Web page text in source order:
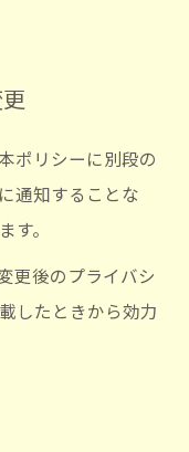
ポリシーに別段の
通知することな
す。
更後のプライバシ
したときから効力